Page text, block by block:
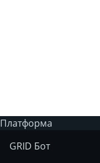
Платформа
GRID Бот